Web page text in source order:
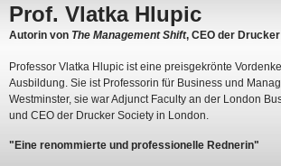
Prof. Vlatka Hlupic
Autorin von The Management Shift, CEO der
Professor Vlatka Hlupic ist eine preisgekrönte
Ausbildung. Sie ist Professorin für Business und
Westminster, sie war Adjunct Faculty an der London
und CEO der Drucker Society in London.
"Eine renommierte und professionelle Rednerin"